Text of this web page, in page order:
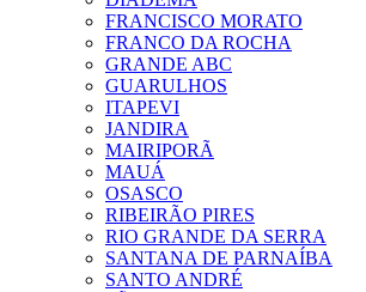
FRANCISCO MORATO
FRANCO DA ROCHA
GRANDE ABC
GUARULHOS
ITAPEVI
JANDIRA
MAIRIPORÃ
MAUÁ
OSASCO
RIBEIRÃO PIRES
RIO GRANDE DA SERRA
SANTANA DE PARNAÍBA
SANTO ANDRÉ